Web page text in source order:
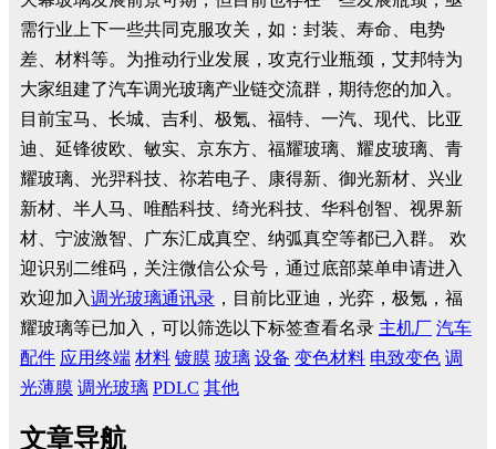
需行业上下一些共同克服攻关，如：封装、寿命、电势
差、材料等。为推动行业发展，攻克行业瓶颈，艾邦特为
大家组建了汽车调光玻璃产业链交流群，期待您的加入。
目前宝马、长城、吉利、极氪、福特、一汽、现代、比亚
迪、延锋彼欧、敏实、京东方、福耀玻璃、耀皮玻璃、青
耀玻璃、光羿科技、祢若电子、康得新、御光新材、兴业
新材、半人马、唯酷科技、绮光科技、华科创智、视界新
材、宁波激智、广东汇成真空、纳弧真空等都已入群。
欢
迎识别二维码，关注微信公众号，通过底部菜单申请进入
欢迎加入调光玻璃通讯录 ，目前比亚迪，光弈，极氪，福
耀玻璃等已加入，可以筛选以下标签查看名录 主机厂 汽车
配件 应用终端 材料 镀膜 玻璃 设备 变色材料 电致变色 调
光薄膜 调光玻璃 PDLC 其他
文章导航